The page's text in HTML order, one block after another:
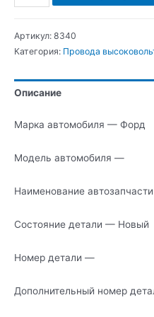
Форд
высоковольтные
Артикул: 8340
Категория: Провода
Описание
Марка автомобиля — Форд
Модель автомобиля —
Наименование
Состояние детали — Новый
Номер детали —
Дополнительный номер